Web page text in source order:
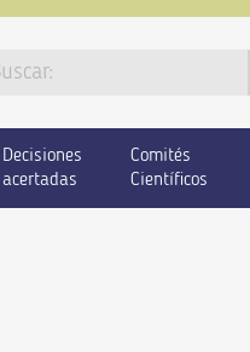
Decisiones
acertadas
Comités
Científicos